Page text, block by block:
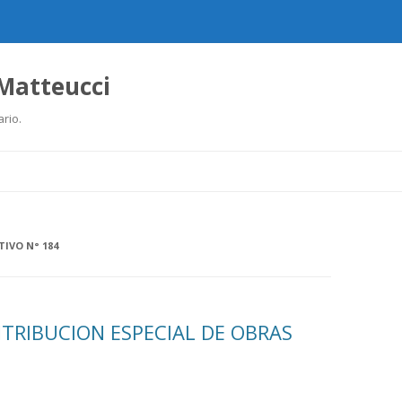
N° 184
ESPECIAL DE OBRAS